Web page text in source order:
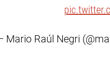
Mario Raúl Negri